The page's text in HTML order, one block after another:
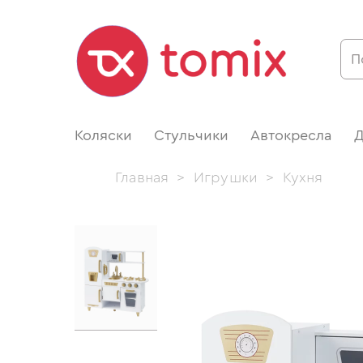
Коляски Стульчики Автокресла
Главная > Игрушки > Кухня